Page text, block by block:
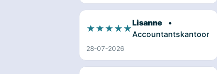
★★★★★
Lisanne
•
Accountantskantoor
28-07-2026